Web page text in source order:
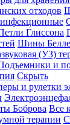
отходов
Глиссона
Шины
(УЗ)
и
Скрыть
и рулетки
Боброва Все
терапии